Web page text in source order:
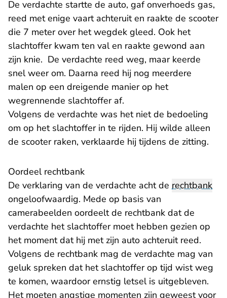
De verdachte startte de auto, gaf onverhoeds gas,
reed met enige vaart achteruit en raakte de scooter
die 7 meter over het wegdek gleed. Ook het
slachtoffer kwam ten val en raakte gewond aan
zijn knie. De verdachte reed weg, maar keerde
snel weer om. Daarna reed hij nog meerdere
malen op een dreigende manier op het
wegrennende slachtoffer af.
Volgens de verdachte was het niet de bedoeling
om op het slachtoffer in te rijden. Hij wilde alleen
de scooter raken, verklaarde hij tijdens de zitting.
Oordeel rechtbank
De verklaring van de verdachte acht de rechtbank
ongeloofwaardig. Mede op basis van
camerabeelden oordeelt de rechtbank dat de
verdachte het slachtoffer moet hebben gezien op
het moment dat hij met zijn auto achteruit reed.
Volgens de rechtbank mag de verdachte mag van
geluk spreken dat het slachtoffer op tijd wist weg
te komen, waardoor ernstig letsel is uitgebleven.
Het moeten angstige momenten zijn geweest voor